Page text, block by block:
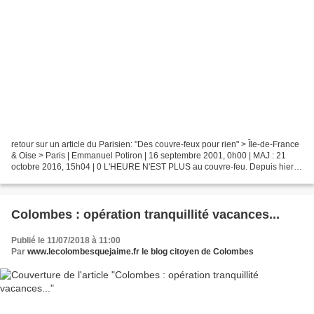
retour sur un article du Parisien: "Des couvre-feux pour rien" > Île-de-France
& Oise > Paris | Emmanuel Potiron | 16 septembre 2001, 0h00 | MAJ : 21
octobre 2016, 15h04 | 0 L'HEURE N'EST PLUS au couvre-feu. Depuis hier
Colombes : opération tranquillité vacances...
Publié le 11/07/2018 à 11:00
Par www.lecolombesquejaime.fr le blog citoyen de Colombes